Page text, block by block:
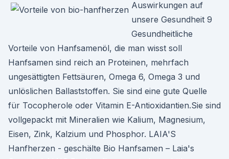
Auswirkungen auf
unsere Gesundheit 9
Gesundheitliche
Vorteile von Hanfsamenöl, die man wisst soll
Hanfsamen sind reich an Proteinen, mehrfach
ungesättigten Fettsäuren, Omega 6, Omega 3 und
unlöslichen Ballaststoffen. Sie sind eine gute Quelle
für Tocopherole oder Vitamin E-Antioxidantien.Sie sind
vollgepackt mit Mineralien wie Kalium, Magnesium,
Eisen, Zink, Kalzium und Phosphor. LAIA'S
Hanfherzen - geschälte Bio Hanfsamen – Laia's